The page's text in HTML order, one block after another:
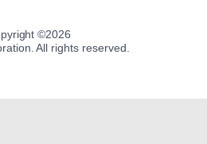
©2026
All rights reserved.